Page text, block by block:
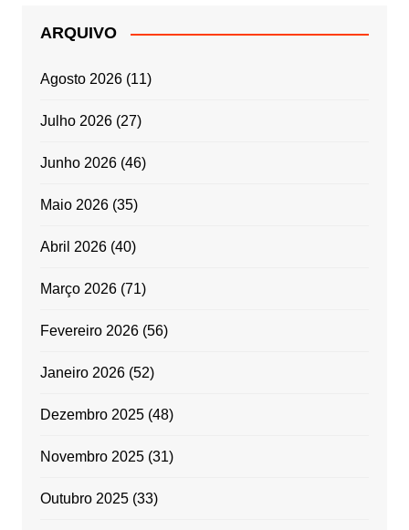
ARQUIVO
Agosto 2026(11)
Julho 2026(27)
Junho 2026(46)
Maio 2026(35)
Abril 2026(40)
Março 2026(71)
Fevereiro 2026(56)
Janeiro 2026(52)
Dezembro 2025(48)
Novembro 2025(31)
Outubro 2025(33)